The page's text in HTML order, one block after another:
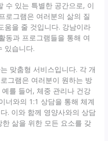
수 있는 특별한 공간으로, 이
로그램은 여러분의 삶의 질
움을 줄 것입니다. 강남이라
동과 프로그램들을 통해 여
있습니다.
맞춤형 서비스입니다. 각 개
그램은 여러분이 원하는 방
를 들어, 체중 관리나 건강
너와의 1:1 상담을 통해 체계
. 이와 함께 영양사와의 상담
삶을 위한 모든 요소를 갖